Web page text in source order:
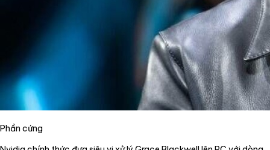
Phần cứng